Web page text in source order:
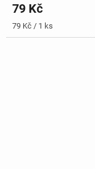
79 Kč
Měrná
cena:
79 Kč / 1 ks